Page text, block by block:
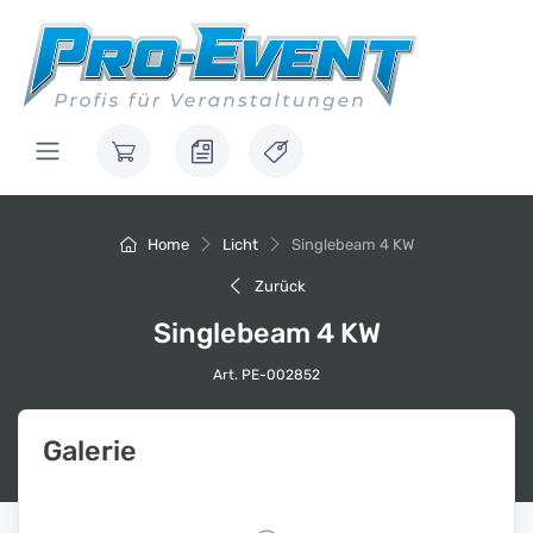
Home Licht Singlebeam 4 KW
Zurück
Singlebeam 4 KW
Art. PE-002852
Galerie